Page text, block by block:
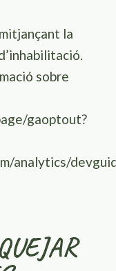
mitjançant la
sobre
gaoptout?
analytics/